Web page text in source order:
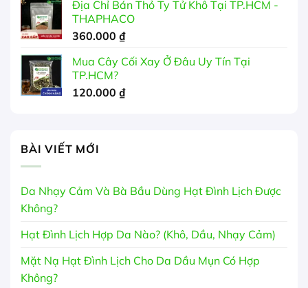
Địa Chỉ Bán Thỏ Ty Tử Khô Tại TP.HCM -
THAPHACO
360.000 ₫
Mua Cây Cối Xay Ở Đâu Uy Tín Tại
TP.HCM?
120.000 ₫
BÀI VIẾT MỚI
Da Nhạy Cảm Và Bà Bầu Dùng Hạt Đình Lịch Được
Không?
Hạt Đình Lịch Hợp Da Nào? (Khô, Dầu, Nhạy Cảm)
Mặt Nạ Hạt Đình Lịch Cho Da Dầu Mụn Có Hợp
Không?